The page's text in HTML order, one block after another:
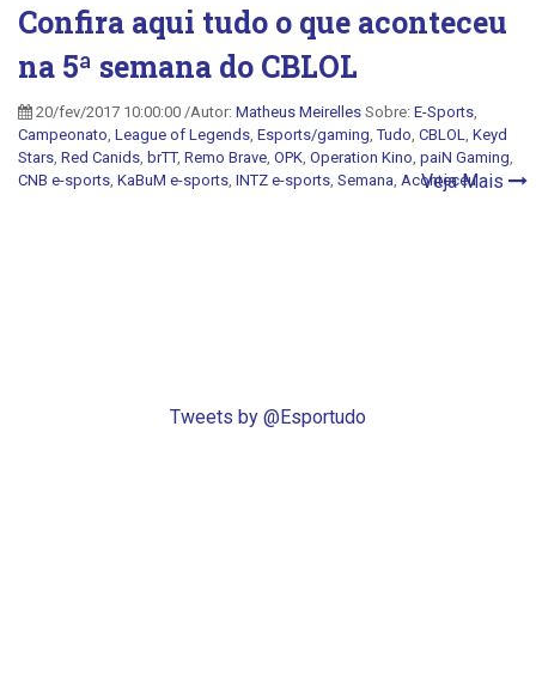
Confira aqui tudo o que aconteceu
na 5ª semana do CBLOL
20/fev/2017 10:00:00 /Autor: Matheus Meirelles Sobre: E-Sports
Campeonato League of Legends Esports/gaming ,Tudo CBLOL
Keyd
Stars Red Canids brTT, Remo Brave OPK Operation Kino paiN Gaming
CNB e-sports KaBuM e-sports INTZ e-sports Semana Aconteceu
Veja Mais
Tweets by @Esportudo